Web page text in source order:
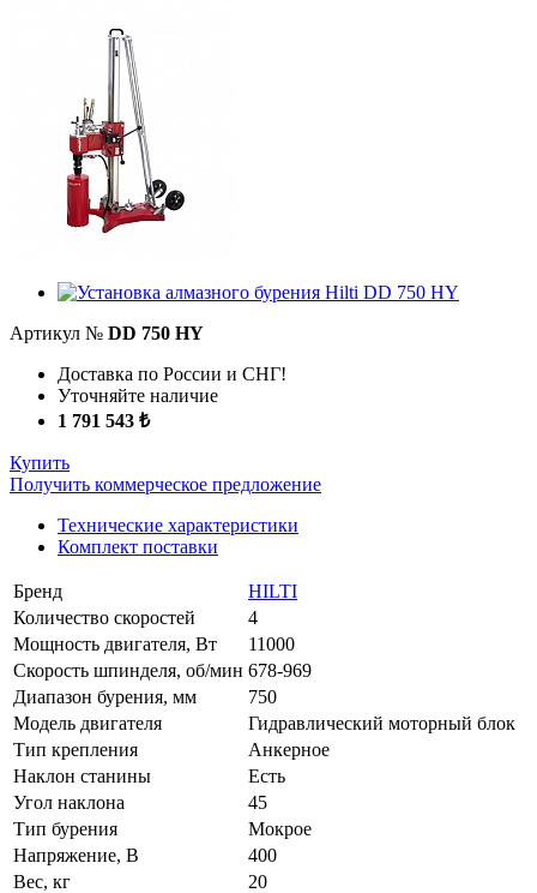
Артикул № DD 750 HY
Доставка по России и СНГ!
Уточняйте наличие
1 791 543 ₺
Купить
Получить коммерческое предложение
Технические характеристики
Комплект поставки
Бренд
HILTI
Количество скоростей
4
Мощность двигателя, Вт
11000
Скорость шпинделя, об/мин 678-969
Диапазон бурения, мм
750
Модель двигателя
Гидравлический моторный блок
Тип крепления
Анкерное
Наклон станины
Есть
Угол наклона
45
Тип бурения
Мокрое
Напряжение, В
400
Вес, кг
20